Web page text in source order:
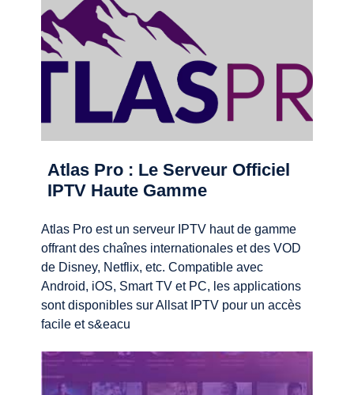
Atlas Pro : Le Serveur Officiel
IPTV Haute Gamme
Atlas Pro est un serveur IPTV haut de gamme
offrant des chaînes internationales et des VOD
de Disney, Netflix, etc. Compatible avec
Android, iOS, Smart TV et PC, les applications
sont disponibles sur Allsat IPTV pour un accès
facile et s&eacu